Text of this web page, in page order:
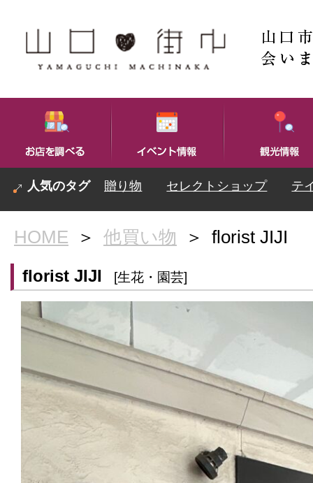
贈り物 セレクトショップ テ
HOME ＞ 他買い物 ＞ florist JIJI
florist JIJI [生花・園芸]